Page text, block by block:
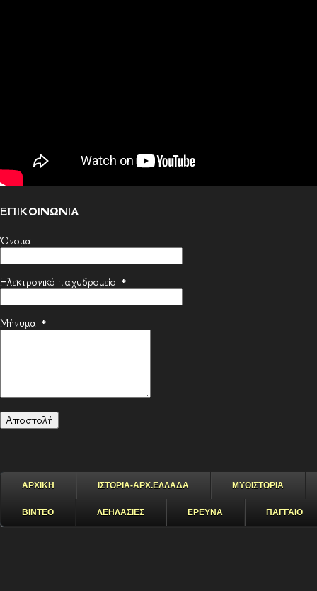
ΕΠΙΚΟΙΝΩΝΙΑ
Όνομα
Ηλεκτρονικό ταχυδρομείο *
Μήνυμα *
ΑΡΧΙΚΗ ΙΣΤΟΡΙΑ-ΑΡΧ.ΕΛΛΑΔΑ ΜΥΘΙΣΤΟΡΙΑ
ΒΙΝΤΕΟ ΛΕΗΛΑΣΙΕΣ ΕΡΕΥΝΑ ΠΑΓΓΑΙΟ